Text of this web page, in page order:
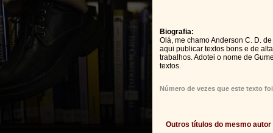
Biografia:
Olá, me chamo Anderson C. D.
aqui publicar textos bons e de
trabalhos. Adotei o nome de
textos.
Número de vezes que este texto
Outros títulos do mesmo autor